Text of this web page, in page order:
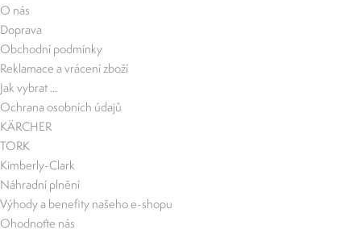
O nás
Doprava
Obchodní podmínky
Reklamace a vrácení zboží
Jak vybrat ...
Ochrana osobních údajů
KÄRCHER
TORK
Kimberly-Clark
Náhradní plnění
Výhody a benefity našeho e-shopu
Ohodnoťte nás